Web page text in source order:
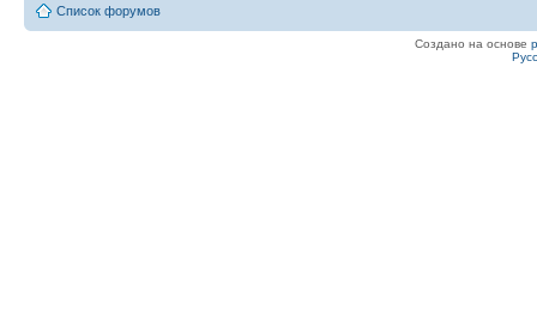
Список форумов
Создано на основе